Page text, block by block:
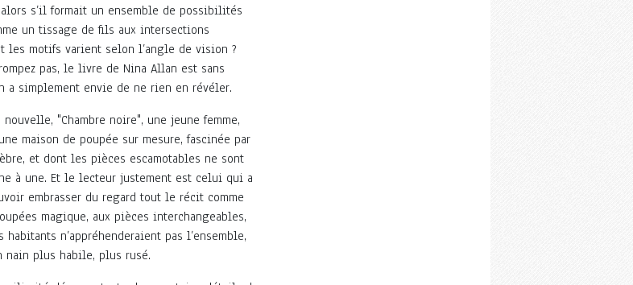
s’il formait un ensemble de possibilités
un tissage de fils aux intersections
les motifs varient selon l’angle de vision ?
pas, le livre de Nina Allan est sans
a simplement envie de ne rien en révéler.
"Chambre noire", une jeune femme,
maison de poupée sur mesure, fascinée par
et dont les pièces escamotables ne sont
à une. Et le lecteur justement est celui qui a
embrasser du regard tout le récit comme
magique, aux pièces interchangeables,
n’appréhenderaient pas l’ensemble,
nain plus habile, plus rusé.